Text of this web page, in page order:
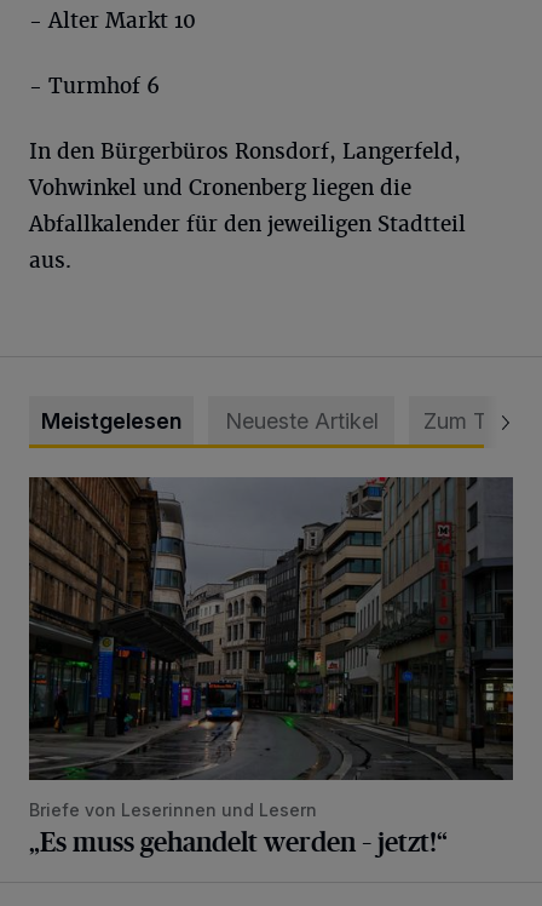
- Alter Markt 10
- Turmhof 6
In den Bürgerbüros Ronsdorf, Langerfeld,
Vohwinkel und Cronenberg liegen die
Abfallkalender für den jeweiligen Stadtteil
aus.
Meistgelesen Neueste Artikel Zum Thema
„Es muss gehandelt werden – jetzt!“
Briefe von Leserinnen und Lesern
„Es muss gehandelt werden – jetzt!“